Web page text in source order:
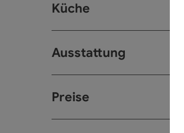
Küche
Ausstattung
Preise